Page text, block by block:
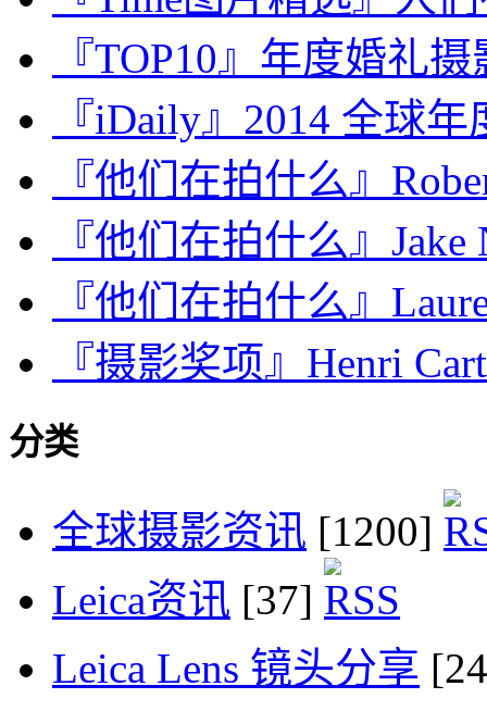
『TOP10』年度婚礼
『iDaily』2014 全球
『他们在拍什么』
『他们在拍什么』
『他们在拍什么』
『摄影奖项』Henri
分类
全球摄影资讯 [1200]
Leica资讯 [37]
Leica Lens 镜头分享